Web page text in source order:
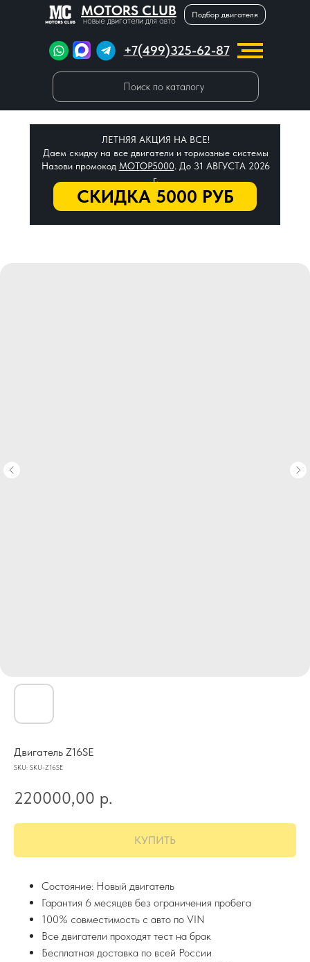
MOTORS CLUB
новые двигатели для авто
Подбор двигателя
+7(499)325-62-87
Поиск по каталогу
СКИДКА 5000 РУБ
ЛЕТНЯЯ АКЦИЯ НА ВСЕ!
Даем скидку на все двигатели и тормозные системы
Назови промокод МОТОР5000. До 31 АВГУСТА 2026
г.
Двигатель Z16SE
SKU: SKU-Z16SE
220000,00 р.
КУПИТЬ
Состояние: Новый двигатель
Гарантия 6 месяцев без ограничения пробега
100% совместимость с авто по VIN
Все двигатели проходят тест на брак
Бесплатная доставка по всей России